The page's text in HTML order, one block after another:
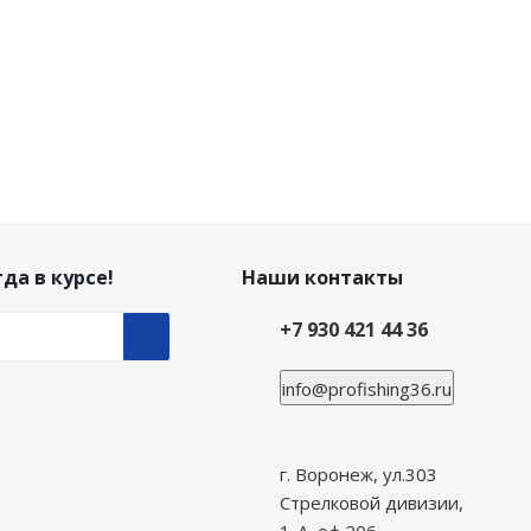
в курсе!
Наши контакты
+7 930 421 44 36
info@profishing36.ru
г. Воронеж, ул.303
Стрелковой дивизии,